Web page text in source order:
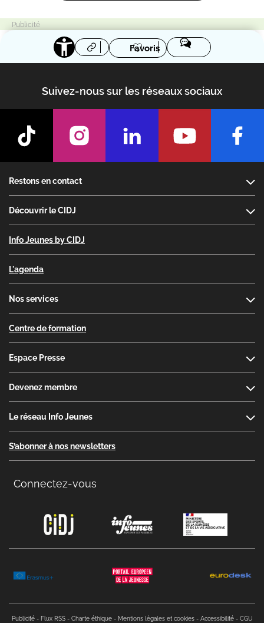
Favoris
Suivez-nous sur les réseaux sociaux
Restons en contact
Découvrir le CIDJ
Info Jeunes by CIDJ
L'agenda
Nos services
Centre de formation
Espace Presse
Devenez membre
Le réseau Info Jeunes
S’abonner à nos newsletters
Connectez-vous
Publicité
Flux RSS Charte éthique Mentions légales et cookies Accessibilité CGU